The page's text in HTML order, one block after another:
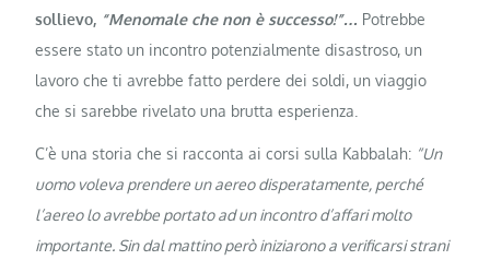
sollievo, “Menomale che non è successo!”… Potrebbe
essere stato un incontro potenzialmente disastroso, un
lavoro che ti avrebbe fatto perdere dei soldi, un viaggio
che si sarebbe rivelato una brutta esperienza.
C’è una storia che si racconta ai corsi sulla Kabbalah: “Un
uomo voleva prendere un aereo disperatamente, perché
l’aereo lo avrebbe portato ad un incontro d’affari molto
importante. Sin dal mattino però iniziarono a verificarsi strani